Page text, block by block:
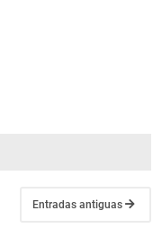
Entradas antiguas